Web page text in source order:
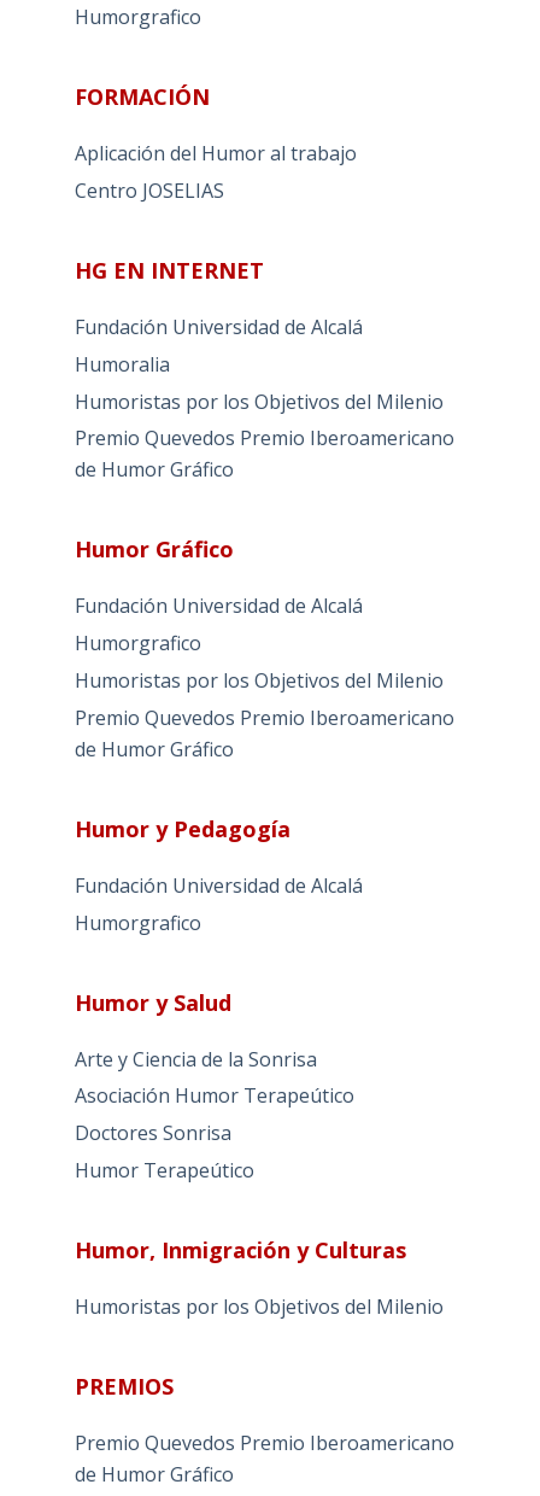
Humorgrafico
FORMACIÓN
Aplicación del Humor al trabajo
Centro JOSELIAS
HG EN INTERNET
Fundación Universidad de Alcalá
Humoralia
Humoristas por los Objetivos del Milenio
Premio Quevedos Premio Iberoamericano
de Humor Gráfico
Humor Gráfico
Fundación Universidad de Alcalá
Humorgrafico
Humoristas por los Objetivos del Milenio
Premio Quevedos Premio Iberoamericano
de Humor Gráfico
Humor y Pedagogía
Fundación Universidad de Alcalá
Humorgrafico
Humor y Salud
Arte y Ciencia de la Sonrisa
Asociación Humor Terapeútico
Doctores Sonrisa
Humor Terapeútico
Humor, Inmigración y Culturas
Humoristas por los Objetivos del Milenio
PREMIOS
Premio Quevedos Premio Iberoamericano
de Humor Gráfico